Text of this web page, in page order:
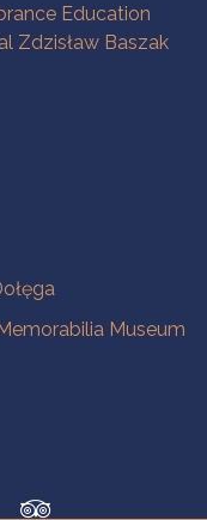
Education
Zdzisław Baszak
Museum